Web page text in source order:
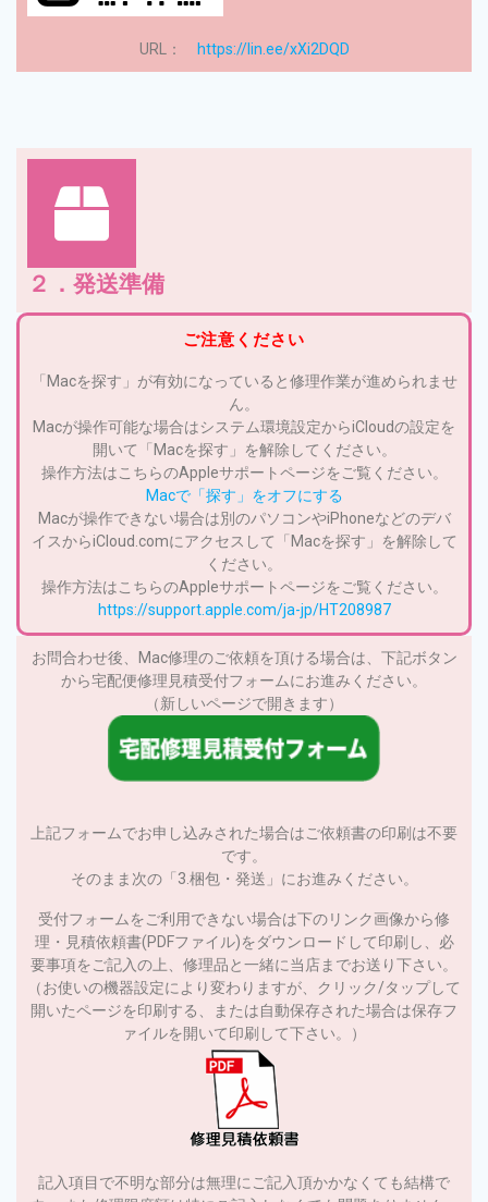
URL： https://lin.ee/xXi2DQD
２．発送準備
ご注意ください
「Macを探す」が有効になっていると修理作業が進められませ
ん。
Macが操作可能な場合はシステム環境設定からiCloudの設定を
開いて「Macを探す」を解除してください。
操作方法はこちらのAppleサポートページをご覧ください。
Macで「探す」をオフにする
Macが操作できない場合は別のパソコンやiPhoneなどのデバ
イスからiCloud.comにアクセスして「Macを探す」を解除して
ください。
操作方法はこちらのAppleサポートページをご覧ください。
https://support.apple.com/ja-jp/HT208987
お問合わせ後、Mac修理のご依頼を頂ける場合は、下記ボタン
から宅配便修理見積受付フォームにお進みください。
（新しいページで開きます）
上記フォームでお申し込みされた場合はご依頼書の印刷は不要
です。
そのまま次の「3.梱包・発送」にお進みください。
受付フォームをご利用できない場合は下のリンク画像から修
理・見積依頼書(PDFファイル)をダウンロードして印刷し、必
要事項をご記入の上、修理品と一緒に当店までお送り下さい。
（お使いの機器設定により変わりますが、クリック/タップして
開いたページを印刷する、または自動保存された場合は保存フ
ァイルを開いて印刷して下さい。）
記入項目で不明な部分は無理にご記入頂かかなくても結構で